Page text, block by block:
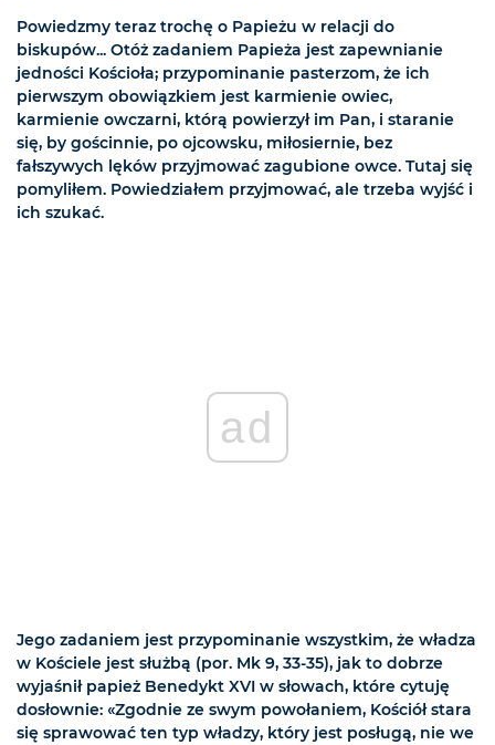
Powiedzmy teraz trochę o Papieżu w relacji do
biskupów... Otóż zadaniem Papieża jest zapewnianie
jedności Kościoła; przypominanie pasterzom, że ich
pierwszym obowiązkiem jest karmienie owiec,
karmienie owczarni, którą powierzył im Pan, i staranie
się, by gościnnie, po ojcowsku, miłosiernie, bez
fałszywych lęków przyjmować zagubione owce. Tutaj się
pomyliłem. Powiedziałem przyjmować, ale trzeba wyjść i
ich szukać.
ad
Jego zadaniem jest przypominanie wszystkim, że władza
w Kościele jest służbą (por. Mk 9, 33-35), jak to dobrze
wyjaśnił papież Benedykt XVI w słowach, które cytuję
dosłownie: «Zgodnie ze swym powołaniem, Kościół stara
się sprawować ten typ władzy, który jest posługą, nie we